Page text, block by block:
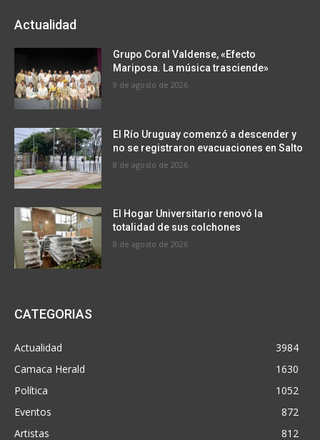
Actualidad
Grupo Coral Valdense, «Efecto
Mariposa. La música trasciende»
9 de agosto de 2026
El Río Uruguay comenzó a descender y
no se registraron evacuaciones en Salto
8 de agosto de 2026
El Hogar Universitario renovó la
totalidad de sus colchones
8 de agosto de 2026
CATEGORIAS
Actualidad
3984
Camaca Herald
1630
Política
1052
Eventos
872
Artistas
812